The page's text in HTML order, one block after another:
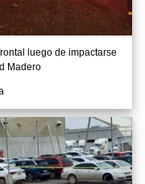
luego de impactarse
Madero